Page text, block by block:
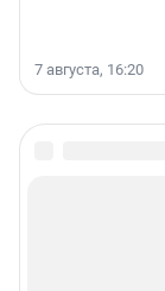
7 августа, 16:20